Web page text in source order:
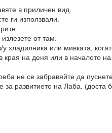
в приличен вид.
ги използвали.
от там.
хладилника или мивката,
края на деня или в началото
не се забравяйте да
за развитието на Лаба. (доста